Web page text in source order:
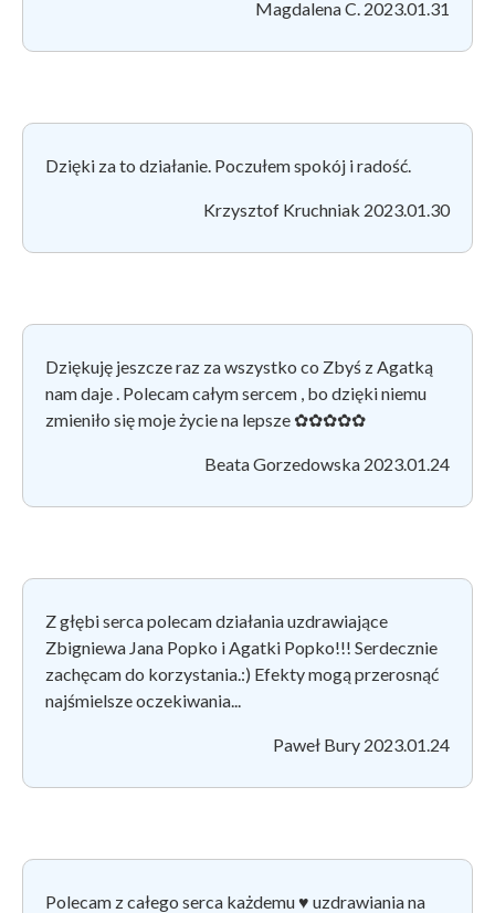
Magdalena C. 2023.01.31
Dzięki za to działanie. Poczułem spokój i radość.
Krzysztof Kruchniak 2023.01.30
Dziękuję jeszcze raz za wszystko co Zbyś z Agatką
nam daje . Polecam całym sercem , bo dzięki niemu
zmieniło się moje życie na lepsze ✿✿✿✿✿
Beata Gorzedowska 2023.01.24
Z głębi serca polecam działania uzdrawiające
Zbigniewa Jana Popko i Agatki Popko!!! Serdecznie
zachęcam do korzystania.:) Efekty mogą przerosnąć
najśmielsze oczekiwania...
Paweł Bury 2023.01.24
Polecam z całego serca każdemu ♥ ️ uzdrawiania na